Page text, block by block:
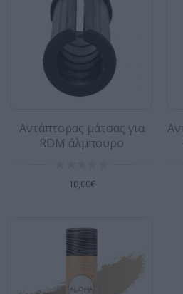
υψηλή π..
18,00€
Lagoon Τιρκουάζ
Αντηλιακό Aloha
Αντηλιακό Aloha
Sessions Ροζ
Αντάπτορας μάτσας για
RDM άλμπουρο
10,00€